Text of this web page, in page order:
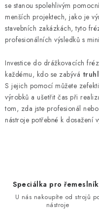
se stanou spolehlivým
menších projektech, jako je
stavebních zakázkách, tyto
profesionálních výsledků s
Investice do drážkovacích
každému, kdo se zabývá
S jejich pomocí můžete
výrobků a ušetřit čas při
tom, zda jste profesionál
nástroje potřebné k dosažení
Speciálka pro
U nás nakoupíte od strojů
nástroje